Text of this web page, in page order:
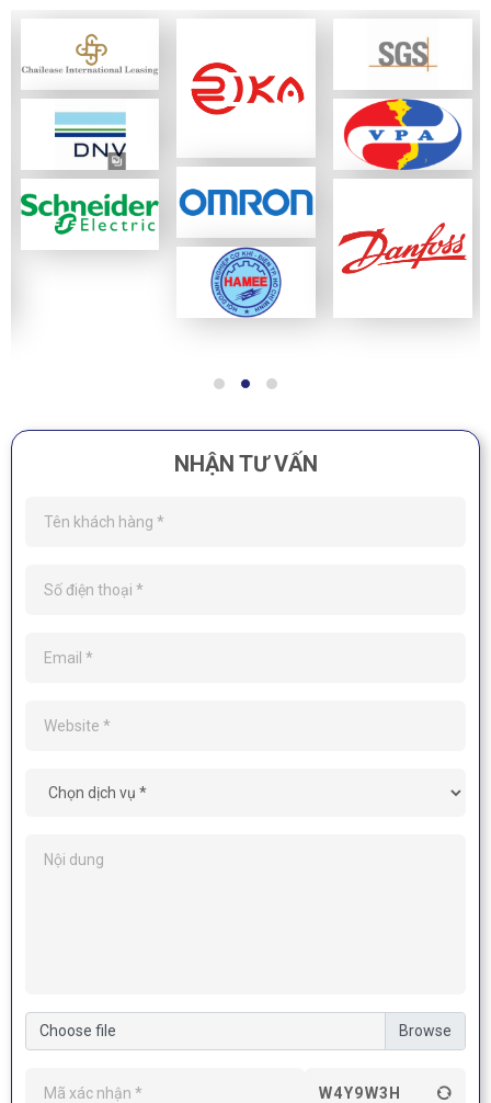
NHẬN TƯ VẤN
Choose file
W4Y9W3H